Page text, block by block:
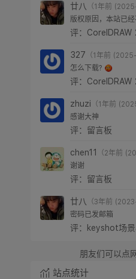
廿八
（1年前
版权原因，本站已
327 （1年前
怎么下载?
zhuzi （1年前
感谢大神
评：留言板
chen11
（2年前
谢谢
评：留言板
廿八
（3年前
密码已发邮箱
评：keyshot场
朋友们可以点网站广告增加
站点统计